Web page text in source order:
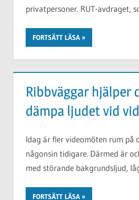
privatpersoner. RUT-avdraget,
FORTSÄTT LÄSA
Ribbväggar hjälper
dämpa ljudet vid
Idag är fler videomöten rum på
någonsin tidigare. Därmed är
med störande bakgrundsljud,
FORTSÄTT LÄSA